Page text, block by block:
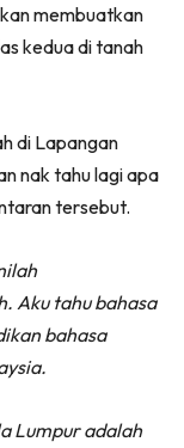
membuatkan
kedua di tanah
di Lapangan
nak tahu lagi apa
tersebut.
Aku tahu bahasa
bahasa
Lumpur adalah